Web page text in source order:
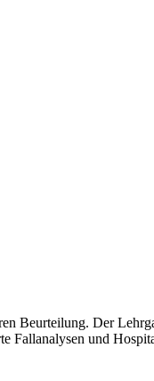
Beurteilung. Der
Fallanalysen und